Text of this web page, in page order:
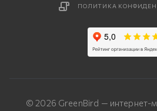
ПОЛИТИКА
© 2026 GreenBird — интернет-